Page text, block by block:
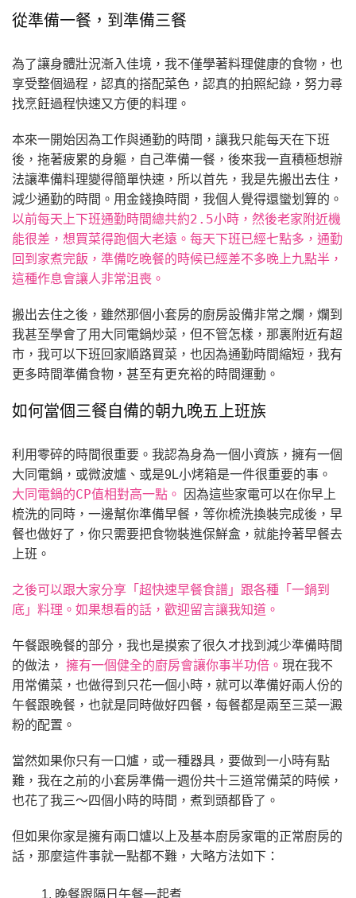
從準備一餐，到準備三餐
為了讓身體壯況漸入佳境，我不僅學著料理健康的食物，也
享受整個過程，認真的搭配菜色，認真的拍照紀錄，努力尋
找烹飪過程快速又方便的料理。
本來一開始因為工作與通勤的時間，讓我只能每天在下班
後，拖著疲累的身軀，自己準備一餐，後來我一直積極想辦
法讓準備料理變得簡單快速，所以首先，我是先搬出去住，
減少通勤的時間。用金錢換時間，我個人覺得還蠻划算的。
以前每天上下班通勤時間總共約2.5小時，然後老家附近機
能很差，想買菜得跑個大老遠。每天下班已經七點多，通勤
回到家煮完飯，準備吃晚餐的時候已經差不多晚上九點半，
這種作息會讓人非常沮喪。
搬出去住之後，雖然那個小套房的廚房設備非常之爛，爛到
我甚至學會了用大同電鍋炒菜，但不管怎樣，那裏附近有超
市，我可以下班回家順路買菜，也因為通勤時間縮短，我有
更多時間準備食物，甚至有更充裕的時間運動。
如何當個三餐自備的朝九晚五上班族
利用零碎的時間很重要。我認為身為一個小資族，擁有一個
大同電鍋，或微波爐、或是9L小烤箱是一件很重要的事。
大同電鍋的CP值相對高一點。
因為這些家電可以在你早上
梳洗的同時，一邊幫你準備早餐，等你梳洗換裝完成後，早
餐也做好了，你只需要把食物裝進保鮮盒，就能拎著早餐去
上班。
之後可以跟大家分享「超快速早餐食譜」跟各種「一鍋到
底」料理。如果想看的話，歡迎留言讓我知道。
午餐跟晚餐的部分，我也是摸索了很久才找到減少準備時間
的做法， 擁有一個健全的廚房會讓你事半功倍。 現在我不
用常備菜，也做得到只花一個小時，就可以準備好兩人份的
午餐跟晚餐，也就是同時做好四餐，每餐都是兩至三菜一澱
粉的配置。
當然如果你只有一口爐，或一種器具，要做到一小時有點
難，我在之前的小套房準備一週份共十三道常備菜的時候，
也花了我三～四個小時的時間，煮到頭都昏了。
但如果你家是擁有兩口爐以上及基本廚房家電的正常廚房的
話，那麼這件事就一點都不難，大略方法如下：
晚餐跟隔日午餐一起煮